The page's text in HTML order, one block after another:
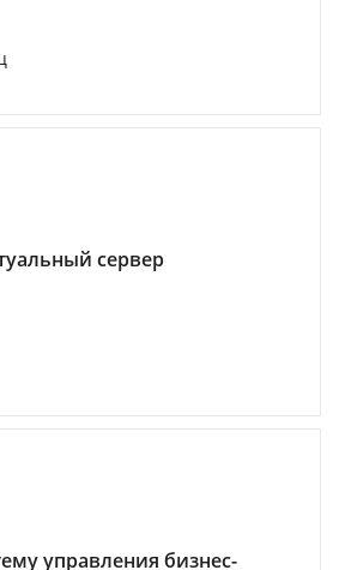
сервер
управления бизнес-